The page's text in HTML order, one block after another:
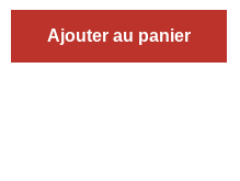
Carte
Ajouter au panier